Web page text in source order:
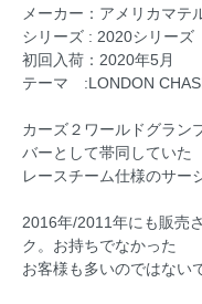
メーカー：アメリカマテ
シリーズ : 2020シリーズ
初回入荷：2020年5月
テーマ :LONDON
カーズ２ワールドグラン
バーとして帯同していた
レースチーム仕様のサー
2016年/2011年にも販売
ク。お持ちでなかった
お客様も多いのではない